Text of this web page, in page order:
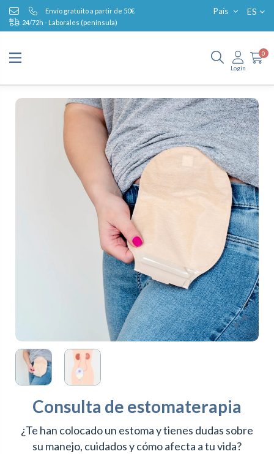
Envío gratuito a partir de 50€
24/72h - Laborales (península)
ES
País
Login
0
Consulta de estomaterapia
¿Te han colocado un estoma y tienes dudas sobre
su manejo, cuidados y cómo afecta a tu vida?